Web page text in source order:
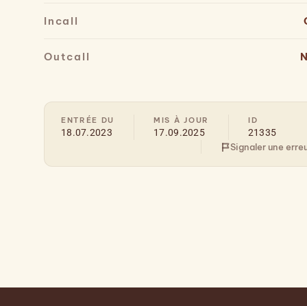
Incall
Outcall
ENTRÉE DU
18.07.2023
MIS À JOUR
17.09.2025
ID
21335
Signaler une